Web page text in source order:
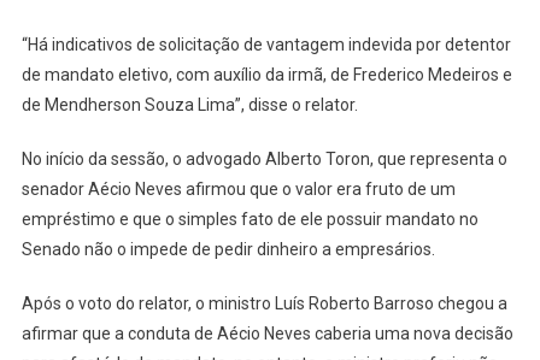
“Há indicativos de solicitação de vantagem indevida por detentor
de mandato eletivo, com auxílio da irmã, de Frederico Medeiros e
de Mendherson Souza Lima”, disse o relator.
No início da sessão, o advogado Alberto Toron, que representa o
senador Aécio Neves afirmou que o valor era fruto de um
empréstimo e que o simples fato de ele possuir mandato no
Senado não o impede de pedir dinheiro a empresários.
Após o voto do relator, o ministro Luís Roberto Barroso chegou a
afirmar que a conduta de Aécio Neves caberia uma nova decisão